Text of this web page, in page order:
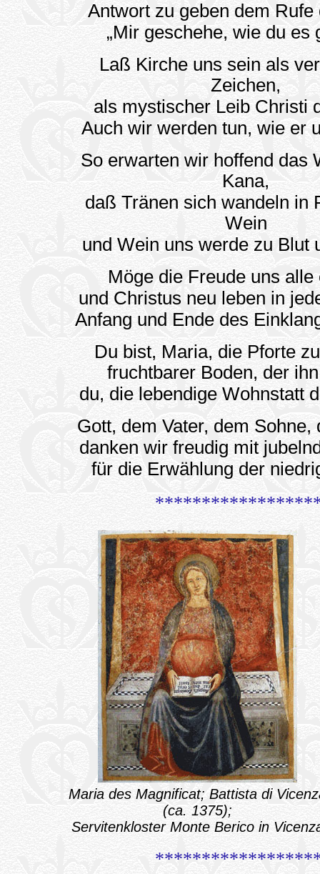
Antwort zu geben dem Rufe
„Mir geschehe, wie du es
Laß Kirche uns sein als
Zeichen,
als mystischer Leib Christi
Auch wir werden tun, wie er
So erwarten wir hoffend das
Kana,
daß Tränen sich wandeln in
Wein
und Wein uns werde zu Blut
Möge die Freude uns alle
und Christus neu leben in
Anfang und Ende des
Du bist, Maria, die Pforte
fruchtbarer Boden, der
du, die lebendige Wohnstatt
Gott, dem Vater, dem Sohne,
danken wir freudig mit
für die Erwählung der
Maria des Magnificat; Battista di
(ca. 1375);
Servitenkloster Monte Berico in